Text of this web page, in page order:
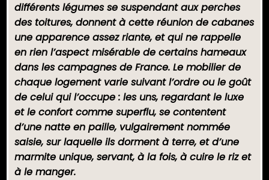
différents légumes se suspendant aux perches
des toitures, donnent à cette réunion de cabanes
une apparence assez riante, et qui ne rappelle
en rien l’aspect misérable de certains hameaux
dans les campagnes de France. Le mobilier de
chaque logement varie suivant l’ordre ou le goût
de celui qui l’occupe : les uns, regardant le luxe
et le confort comme superflu, se contentent
d’une natte en paille, vulgairement nommée
saisie, sur laquelle ils dorment à terre, et d’une
marmite unique, servant, à la fois, à cuire le riz et
à le manger.